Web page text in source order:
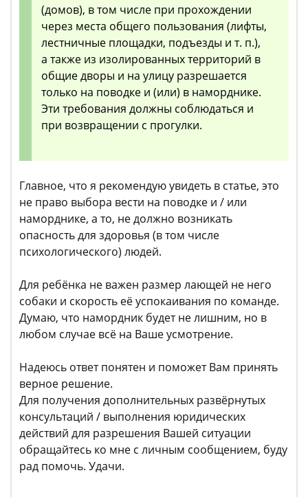
(домов), в том числе при прохождении
через места общего пользования (лифты,
лестничные площадки, подъезды и т. п.),
а также из изолированных территорий в
общие дворы и на улицу разрешается
только на поводке и (или) в наморднике.
Эти требования должны соблюдаться и
при возвращении с прогулки.
Главное, что я рекомендую увидеть в статье, это
не право выбора вести на поводке и / или
наморднике, а то, не должно возникать
опасность для здоровья (в том числе
психологического) людей.
Для ребёнка не важен размер лающей не него
собаки и скорость её успокаивания по команде.
Думаю, что намордник будет не лишним, но в
любом случае всё на Ваше усмотрение.
Надеюсь ответ понятен и поможет Вам принять
верное решение.
Для получения дополнительных развёрнутых
консультаций / выполнения юридических
действий для разрешения Вашей ситуации
обращайтесь ко мне с личным сообщением, буду
рад помочь. Удачи.